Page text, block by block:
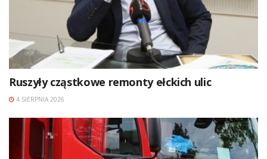
Ruszyły cząstkowe remonty ełckich ulic
4 SIERPNIA 2026